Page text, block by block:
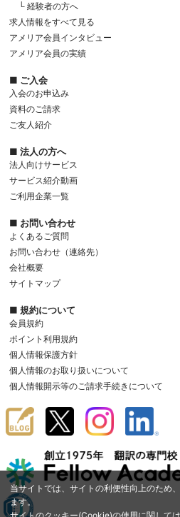
当サイトでは、サイトの利便性向上のため
ます。
└ 経験者の方へ
求人情報をすべて見る
アメリア会員インタビュー
アメリア会員の実績
■ ご入会
入会のお申込み
資料のご請求
ご友人紹介
■ 法人の方へ
法人向けサービス
サービス紹介動画
ご利用企業一覧
■ お問い合わせ
よくあるご質問
お問い合わせ（連絡先）
会社概要
サイトマップ
■ 規約について
会員規約
ポイント利用規約
個人情報保護方針
個人情報のお取り扱いについて
個人情報開示等のご請求手続きについて